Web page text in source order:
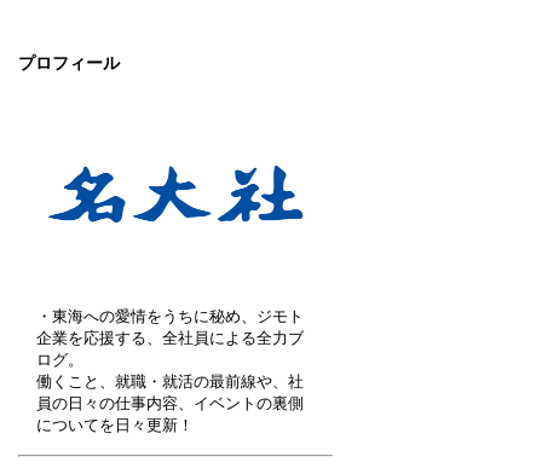
プロフィール
・東海への愛情をうちに秘め、ジモト
企業を応援する、全社員による全力ブ
ログ。
働くこと、就職・就活の最前線や、社
員の日々の仕事内容、イベントの裏側
についてを日々更新！